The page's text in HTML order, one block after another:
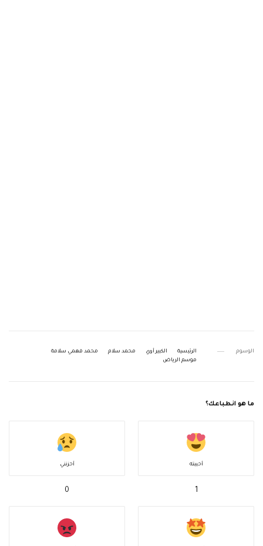
الوسوم الرئيسية الكبير أوي محمد سلام
محمد فهمي سلامة
موسم الرياض
ما هو انطباعك؟
أحببته
1
أحزنني
0